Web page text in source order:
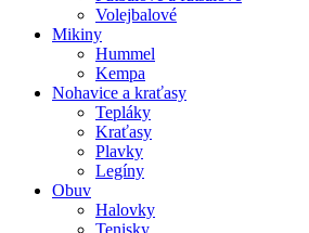
Volejbalové
Mikiny
Hummel
Kempa
Nohavice a kraťasy
Tepláky
Kraťasy
Plavky
Legíny
Obuv
Halovky
Tenisky